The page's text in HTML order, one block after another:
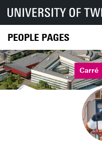
PEOPLE PAGES
Carré